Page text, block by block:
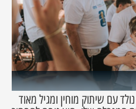
שמש, נולד עם שיתוק מוחין ומגיל מאוד